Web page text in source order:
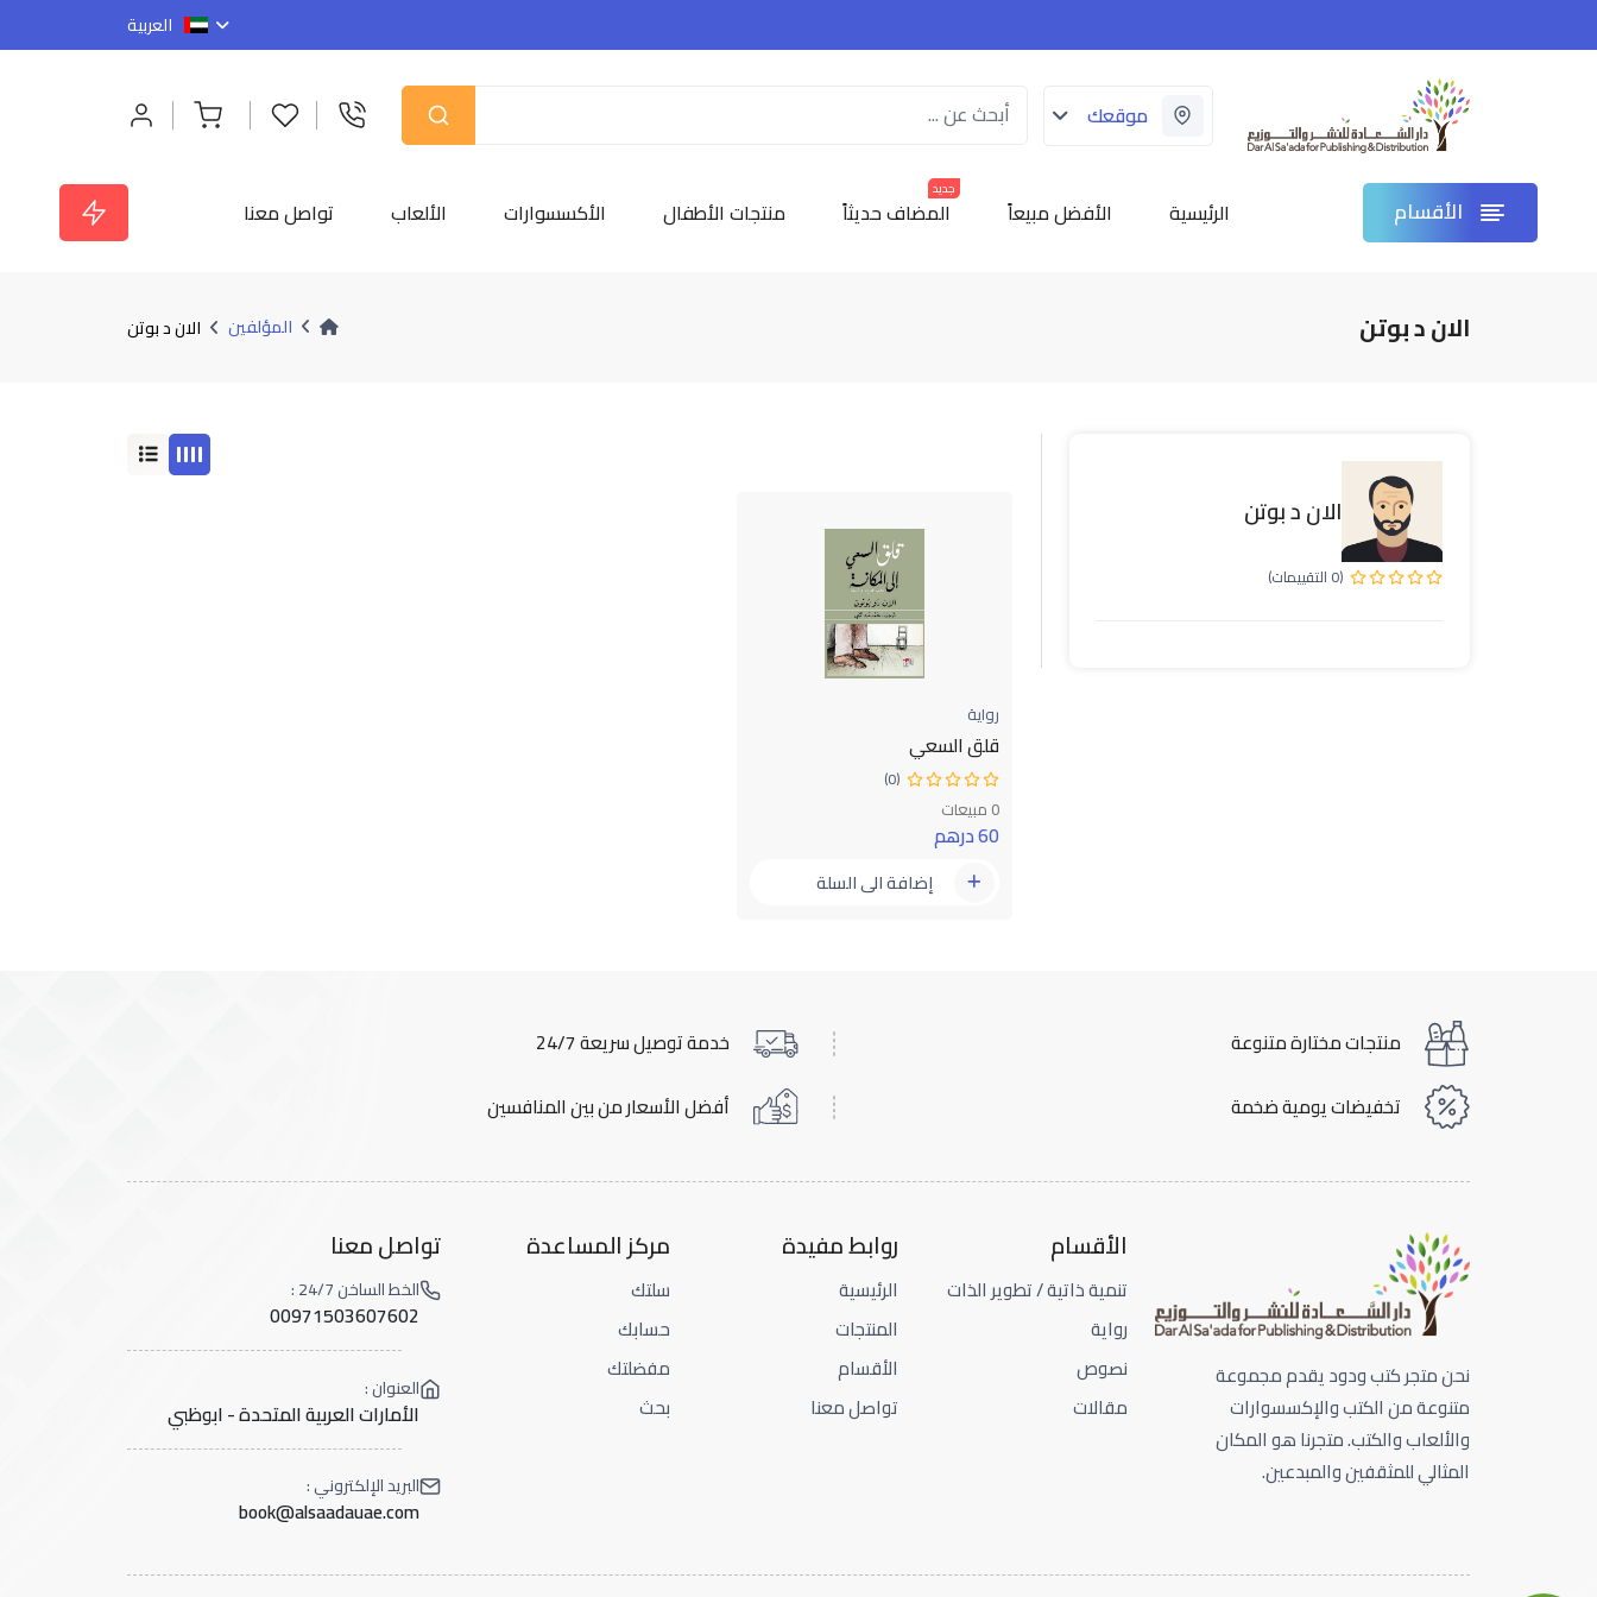
العربية
موقعك
الأقسام الرئيسية الأفضل مبيعاً
جديد
المضاف حديثاً منتجات الأطفال الأكسسوارات الألعاب تواصل معنا
الان د بوتن المؤلفين الان د بوتن
الان د بوتن
(0 التقييمات)
رواية
قلق السعي
(0)
0 مبيعات
60 درهم
إضافة الى السلة
منتجات مختارة متنوعة
خدمة توصيل سريعة 24/7
تخفيضات يومية ضخمة
أفضل الأسعار من بين المنافسين
نحن متجر كتب ودود يقدم مجموعة
متنوعة من الكتب والإكسسوارات
والألعاب والكتب. متجرنا هو المكان
المثالي للمثقفين والمبدعين.
الأقسام
تنمية ذاتية / تطوير الذات
رواية
نصوص
مقالات
روابط مفيدة
الرئيسية
المنتجات
الأقسام
تواصل معنا
مركز المساعدة
سلتك
حسابك
مفضلتك
بحث
تواصل معنا
الخط الساخن 24/7 :
00971503607602
العنوان :
الأمارات العربية المتحدة - ابوظبي
البريد الإلكتروني :
book@alsaadauae.com